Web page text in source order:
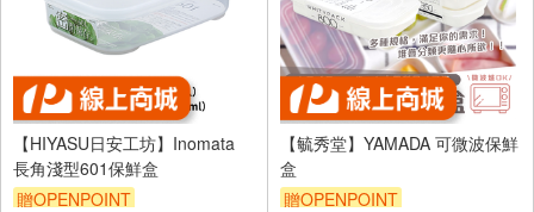
【HIYASU日安工坊】Inomata
長角淺型601保鮮盒
贈OPENPOINT
【毓秀堂】YAMADA 可微波保鮮
盒
贈OPENPOINT